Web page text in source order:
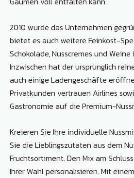
2010 wurde das Unternehmen
bietet es auch weitere Feinkost-
Schokolade, Nusscremes und
Inzwischen hat der ursprünglich
auch einige Ladengeschäfte
Privatkunden vertrauen Airlines
Gastronomie auf die Premium-
Kreieren Sie Ihre individuelle
Sie die Lieblingszutaten aus dem
Fruchtsortiment. Den Mix am
Ihrer Wahl personalisieren. Mit